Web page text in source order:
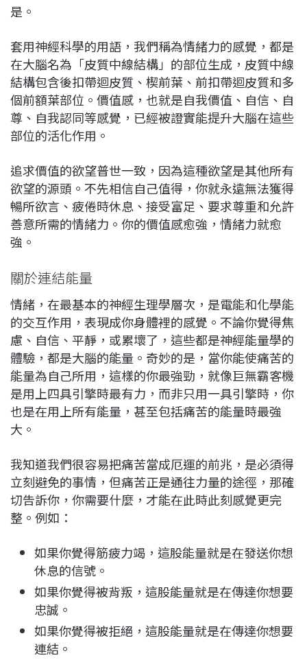
是。
套用神經科學的用語，我們稱為情緒力的感覺，都是
在大腦名為「皮質中線結構」的部位生成，皮質中線
結構包含後扣帶迴皮質、楔前葉、前扣帶迴皮質和多
個前額葉部位。價值感，也就是自我價值、自信、自
尊、自我認同等感覺，已經被證實能提升大腦在這些
部位的活化作用。
追求價值的欲望普世一致，因為這種欲望是其他所有
欲望的源頭。不先相信自己值得，你就永遠無法獲得
暢所欲言、疲倦時休息、接受富足、要求尊重和允許
善意所需的情緒力。你的價值感愈強，情緒力就愈
強。
關於連結能量
情緒，在最基本的神經生理學層次，是電能和化學能
的交互作用，表現成你身體裡的感覺。不論你覺得焦
慮、自信、平靜，或累壞了，這些都是神經能量學的
體驗，都是大腦的能量。奇妙的是，當你能使痛苦的
能量為自己所用，這樣的你最強勁，就像巨無霸客機
是用上四具引擎時最有力，而非只用一具引擎時，你
也是在用上所有能量，甚至包括痛苦的能量時最強
大。
我知道我們很容易把痛苦當成厄運的前兆，是必須得
立刻避免的事情，但痛苦正是通往力量的途徑，那確
切告訴你，你需要什麼，才能在此時此刻感覺更完
整。例如：
如果你覺得筋疲力竭，這股能量就是在發送你想
休息的信號。
如果你覺得被背叛，這股能量就是在傳達你想要
忠誠。
如果你覺得被拒絕，這股能量就是在傳達你想要
連結。